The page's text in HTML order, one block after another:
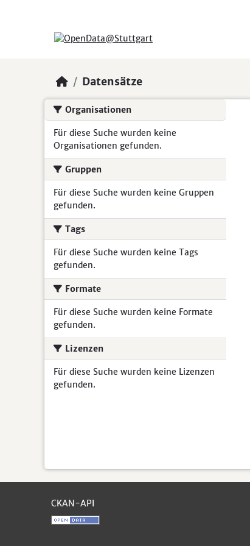
Datensätze
Organisationen
Für diese Suche wurden keine
Organisationen gefunden.
Gruppen
Für diese Suche wurden keine Gruppen
gefunden.
Tags
Für diese Suche wurden keine Tags
gefunden.
Formate
Für diese Suche wurden keine Formate
gefunden.
Lizenzen
Für diese Suche wurden keine Lizenzen
gefunden.
CKAN-API